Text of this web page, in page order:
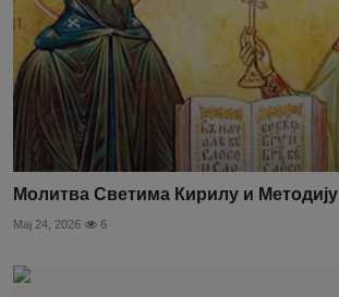
Молитва Светима Кирилу и Методију
Мај 24, 2026 6